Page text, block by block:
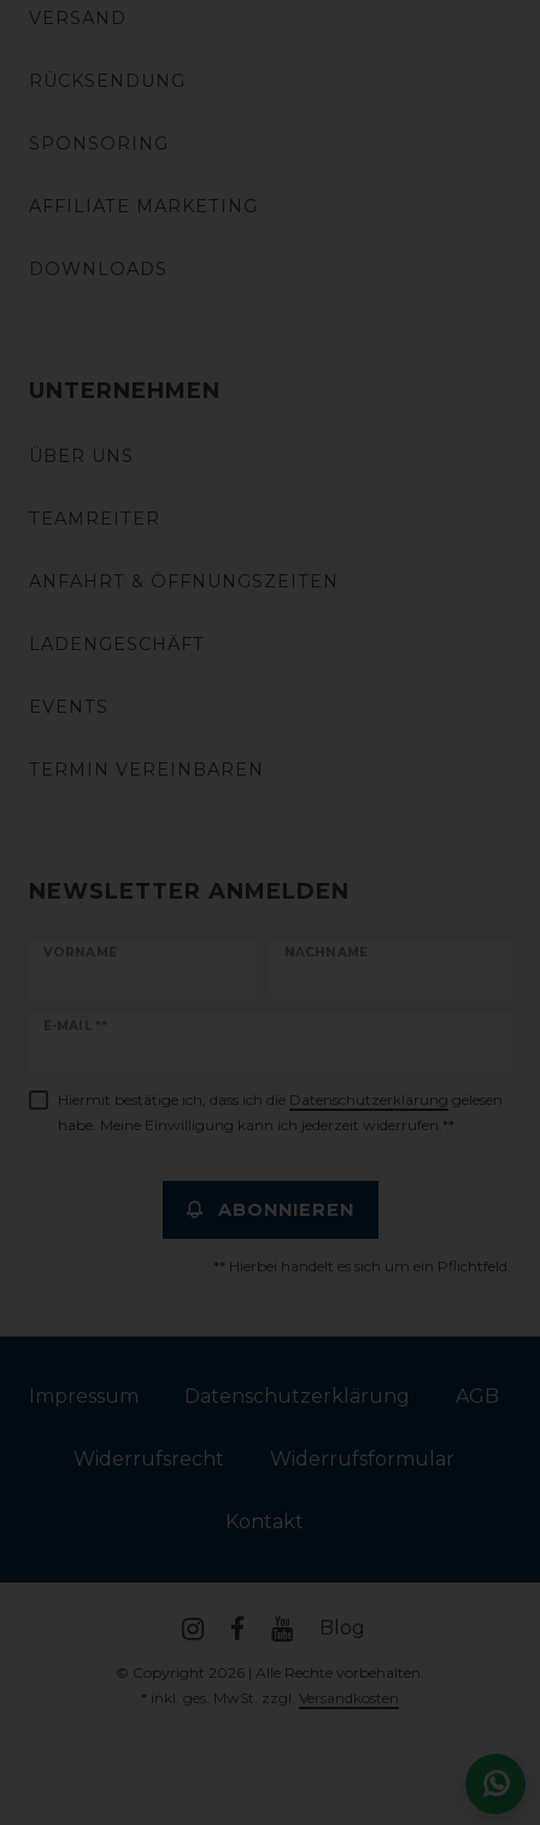
VERSAND
RÜCKSENDUNG
SPONSORING
AFFILIATE MARKETING
DOWNLOADS
UNTERNEHMEN
ÜBER UNS
TEAMREITER
ANFAHRT & ÖFFNUNGSZEITEN
LADENGESCHÄFT
EVENTS
TERMIN VEREINBAREN
NEWSLETTER ANMELDEN
VORNAME NACHNAME
E-MAIL **
Newsletter
Hiermit bestätige ich, dass ich die Daten­schutz­erklärung gelesen
habe. Meine Einwilligung kann ich jederzeit widerrufen.**
ABONNIEREN
** Hierbei handelt es sich um ein Pflichtfeld.
Impressum Daten­schutz­erklärung AGB
Widerrufs­recht Widerrufs­formular
Kontakt
Blog
© Copyright 2026 | Alle Rechte vorbehalten.
* inkl. ges. MwSt. zzgl. Versandkosten